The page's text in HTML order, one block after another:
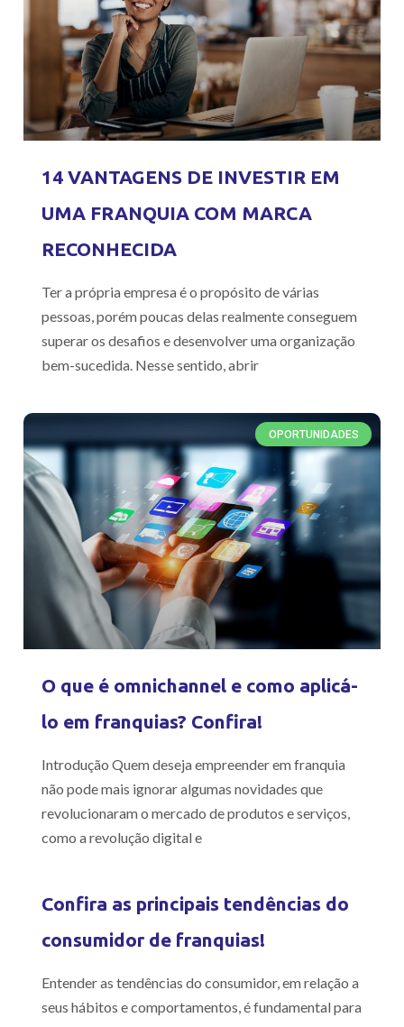
14 VANTAGENS DE INVESTIR EM
UMA FRANQUIA COM MARCA
RECONHECIDA
Ter a própria empresa é o propósito de várias
pessoas, porém poucas delas realmente conseguem
superar os desafios e desenvolver uma organização
bem-sucedida. Nesse sentido, abrir
OPORTUNIDADES
O que é omnichannel e como aplicá-
lo em franquias? Confira!
Introdução Quem deseja empreender em franquia
não pode mais ignorar algumas novidades que
revolucionaram o mercado de produtos e serviços,
como a revolução digital e
Confira as principais tendências do
consumidor de franquias!
Entender as tendências do consumidor, em relação a
seus hábitos e comportamentos, é fundamental para